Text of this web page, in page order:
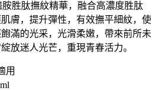
胺胜肽撫紋精華，融合高濃度胜肽
膚，提升彈性，有效撫平細紋，使
滿的光采，光滑柔嫩，帶來前所未
放迷人光芒，重現青春活力。
用